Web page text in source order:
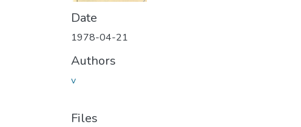
Date
1978-04-21
Authors
v
Files